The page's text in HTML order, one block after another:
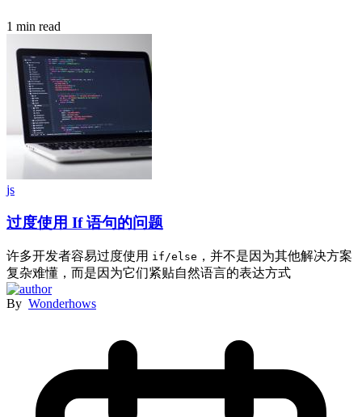
1 min read
js
过度使用 If 语句的问题
许多开发者容易过度使用 if/else ，并不是因为其他解决方案
复杂难懂，而是因为它们紧贴自然语言的表达方式
By Wonderhows